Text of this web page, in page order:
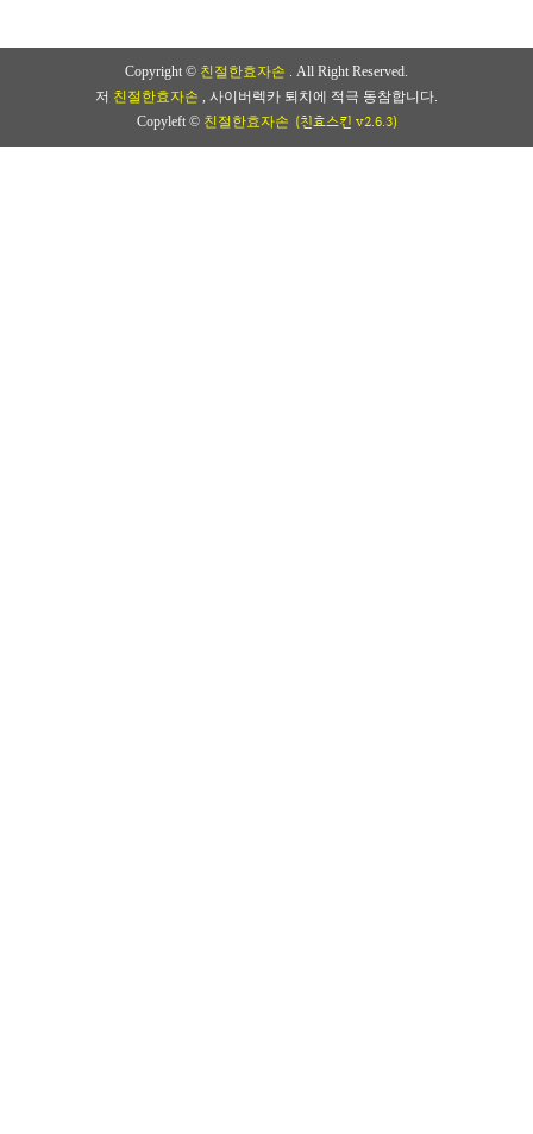
Copyright © 친절한효자손 . All Right Reserved.
저 친절한효자손 , 사이버렉카 퇴치에 적극 동참합니다.
Copyleft © 친절한효자손 (친효스킨 v2.6.3)